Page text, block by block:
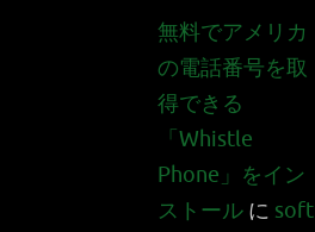
無料でアメリカ
の電話番号を取
得できる
「Whistle
Phone」をイン
ストール に soft